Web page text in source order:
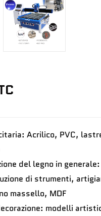
Acrilico, PVC,
del legno in generale:
di strumenti,
massello, MDF
modelli